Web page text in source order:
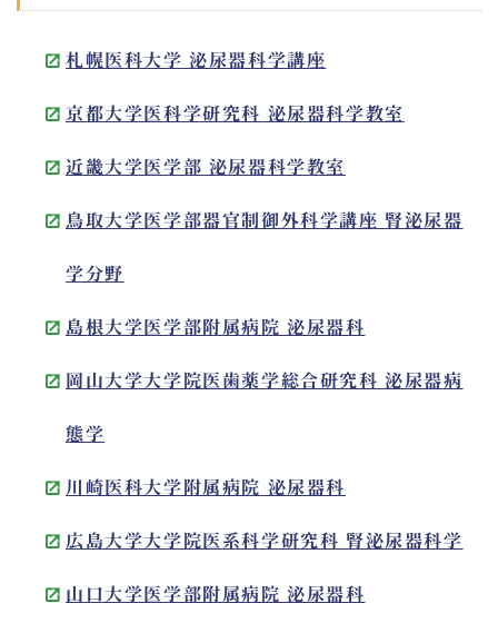
札幌医科大学 泌尿器科学講座
京都大学医科学研究科 泌尿器科学教室
近畿大学医学部 泌尿器科学教室
鳥取大学医学部器官制御外科学講座 腎泌尿器
学分野
島根大学医学部附属病院 泌尿器科
岡山大学大学院医歯薬学総合研究科 泌尿器病
態学
川崎医科大学附属病院 泌尿器科
広島大学大学院医系科学研究科 腎泌尿器科学
山口大学医学部附属病院 泌尿器科